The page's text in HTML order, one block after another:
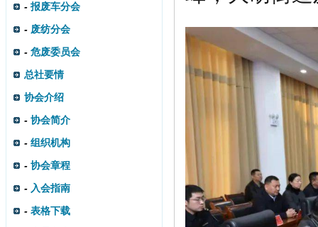
- 报废车分会
- 废纺分会
- 危废委员会
总社要情
协会介绍
- 协会简介
- 组织机构
- 协会章程
- 入会指南
- 表格下载